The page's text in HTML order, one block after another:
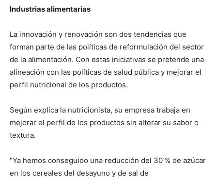
Industrias alimentarias
La innovación y renovación son dos tendencias que
forman parte de las políticas de reformulación del sector
de la alimentación. Con estas iniciativas se pretende una
alineación con las políticas de salud pública y mejorar el
perfil nutricional de los productos.
Según explica la nutricionista, su empresa trabaja en
mejorar el perfil de los productos sin alterar su sabor o
textura.
“Ya hemos conseguido una reducción del 30 % de azúcar
en los cereales del desayuno y de sal de